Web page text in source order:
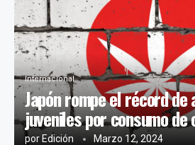
Internacional
Japón rompe el récord
juveniles por consumo de
por Edición Marzo 12, 2024